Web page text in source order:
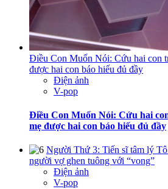
Điều Con Muốn Nói: Cứu hai con
được hai con báo hiếu đủ đầy
Điện ảnh
V-pop
Điều Con Muốn Nói: Cứu hai
mẹ được hai con báo hiếu đủ đầy
Người Thứ 3: Tiến sĩ tâm lý
người vợ ghen tuông với “vong”
Điện ảnh
V-pop